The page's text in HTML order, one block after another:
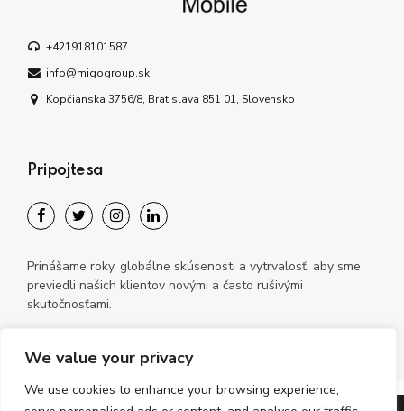
We value your privacy
We use cookies to enhance your browsing experience,
+421918101587
info@migogroup.sk
Kopčianska 3756/8, Bratislava 851 01, Slovensko
Pripojte sa
Prinášame roky, globálne skúsenosti a vytrvalosť, aby sme
previedli našich klientov novými a často rušivými
skutočnosťami.